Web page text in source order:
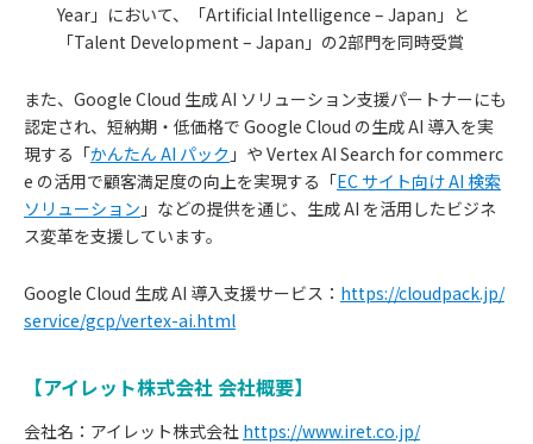
Year」において、「Artificial Intelligence – Japan」と
「Talent Development – Japan」の2部門を同時受賞
また、Google Cloud 生成 AI ソリューション支援パートナーにも
認定され、短納期・低価格で Google Cloud の生成 AI 導入を実
現する「かんたん AI パック 」や Vertex AI Search for commerc
e の活用で顧客満足度の向上を実現する「EC サイト向け AI 検索
ソリューション 」などの提供を通じ、生成 AI を活用したビジネ
ス変革を支援しています。
Google Cloud 生成 AI 導入支援サービス： https://cloudpack.jp/
service/gcp/vertex-ai.html
【アイレット株式会社 会社概要】
会社名：アイレット株式会社 https://www.iret.co.jp/